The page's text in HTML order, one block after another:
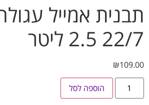
אמייל עגולה
ליטר
₪
הוספה לסל